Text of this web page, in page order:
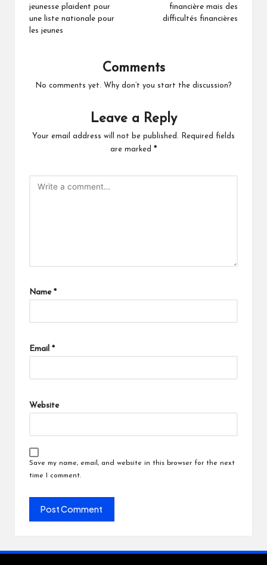
jeunesse plaident pour
une liste nationale pour
les jeunes
financière mais des
difficultés financières
Comments
No comments yet. Why don’t you start the discussion?
Leave a Reply
Your email address will not be published.
Required fields
are marked *
Name *
Email *
Website
Save my name, email, and website in this browser for the next
time I comment.